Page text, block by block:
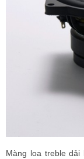
Màng loa treble